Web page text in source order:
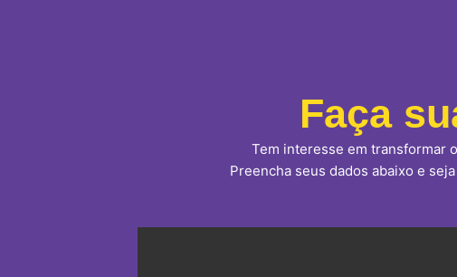
Faça
Tem interesse em transformar
Preencha seus dados abaixo e